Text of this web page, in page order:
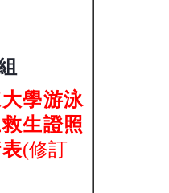
學游泳
生證照
(修訂